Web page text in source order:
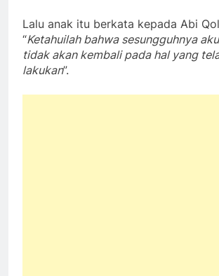
Lalu anak itu berkata kepada Abi
“Ketahuilah bahwa sesungguhnya
tidak akan kembali pada hal yang
lakukan”.